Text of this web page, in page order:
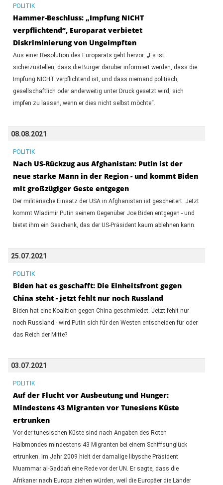
POLITIK
Hammer-Beschluss: „Impfung NICHT
verpflichtend“, Europarat verbietet
Diskriminierung von Ungeimpften
Aus einer Resolution des Europarats geht hervor: „Es ist
sicherzustellen, dass die Bürger darüber informiert werden, dass die
Impfung NICHT verpflichtend ist, und dass niemand politisch,
gesellschaftlich oder anderweitig unter Druck gesetzt wird, sich
impfen zu lassen, wenn er dies nicht selbst möchte“.
08.08.2021
POLITIK
Nach US-Rückzug aus Afghanistan: Putin ist der
neue starke Mann in der Region - und kommt Biden
mit großzügiger Geste entgegen
Der militärische Einsatz der USA in Afghanistan ist gescheitert. Jetzt
kommt Wladimir Putin seinem Gegenüber Joe Biden entgegen - und
bietet ihm ein Geschenk, das der US-Präsident kaum ablehnen kann.
25.07.2021
POLITIK
Biden hat es geschafft: Die Einheitsfront gegen
China steht - jetzt fehlt nur noch Russland
Biden hat eine Koalition gegen China geschmiedet. Jetzt fehlt nur
noch Russland - wird Putin sich für den Westen entscheiden für oder
das Reich der Mitte?
03.07.2021
POLITIK
Auf der Flucht vor Ausbeutung und Hunger:
Mindestens 43 Migranten vor Tunesiens Küste
ertrunken
Vor der tunesischen Küste sind nach Angaben des Roten
Halbmondes mindestens 43 Migranten bei einem Schiffsunglück
ertrunken. Im Jahr 2009 hielt der damalige libysche Präsident
Muammar al-Gaddafi eine Rede vor der UN. Er sagte, dass die
Afrikaner nach Europa ziehen würden, weil die Europäer die Länder